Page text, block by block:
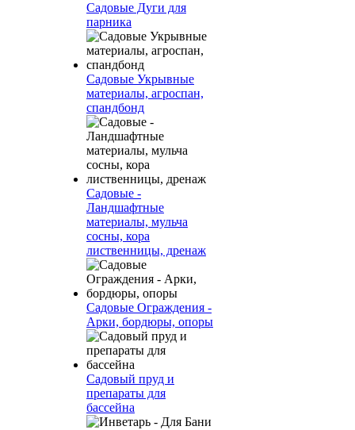
Садовые Дуги для
парника
Садовые Укрывные
материалы, агроспан,
спандбонд
Садовые -
Ландшафтные
материалы, мульча
сосны, кора
лиственницы, дренаж
Садовые Ограждения -
Арки, бордюры, опоры
Садовый пруд и
препараты для
бассейна